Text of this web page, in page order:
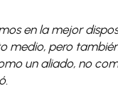
en la mejor
medio, pero
un aliado, no